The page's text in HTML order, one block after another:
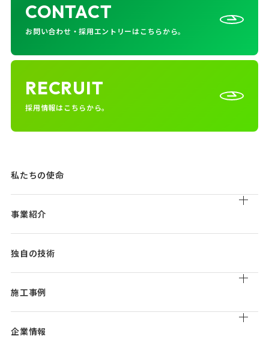
CONTACT
お問い合わせ・採用エントリーはこちらから。
RECRUIT
採用情報はこちらから。
私たちの使命
事業紹介
道路清掃
道路付属物清掃
トンネル清掃
道路維持管理
橋梁補修工事
製品販売
独自の技術
施工事例
実績一覧
企業情報